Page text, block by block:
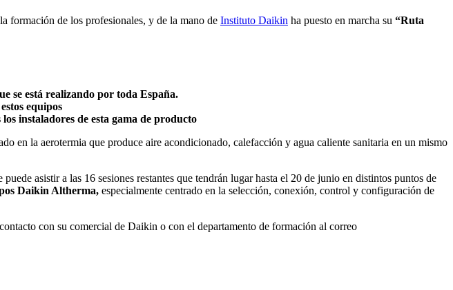
formación de los profesionales, y de la mano de Instituto Daikin ha puesto en marcha su “Ruta
se está realizando por toda España.
equipos
instaladores de esta gama de producto
en la aerotermia que produce aire acondicionado, calefacción y agua caliente sanitaria en un mismo
asistir a las 16 sesiones restantes que tendrán lugar hasta el 20 de junio en distintos puntos de
Daikin Altherma, especialmente centrado en la selección, conexión, control y configuración de
con su comercial de Daikin o con el departamento de formación al correo